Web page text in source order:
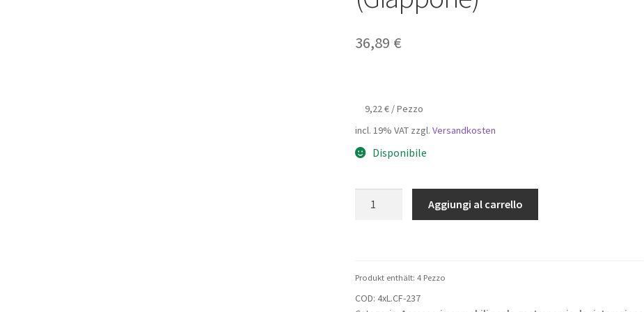
36,89 €
9,22€ /Pezzo
incl. 19% VAT zzgl.Versandkosten
Disponibile
armadio
a
Aggiungi al carrello
Produkt enthält: 4 Pezzo
COD:4xL.CF-237